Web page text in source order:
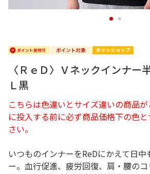
1 2
〈ＲｅＤ〉Ｖネックインナー
Ｌ黒
こちらは色違いとサイズ違いの商品
に投入する前に必ず商品価格下の色
さい。
いつものインナーをReDにかえて日中
ー。血行促進、疲労回復、肩・腰の